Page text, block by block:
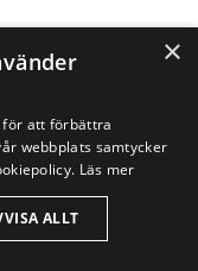
×
för att förbättra
webbplats samtycker
Läs mer
ALLT